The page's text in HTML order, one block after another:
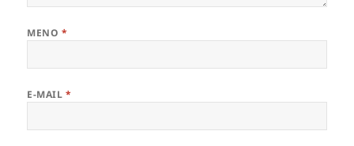
MENO *
E-MAIL *